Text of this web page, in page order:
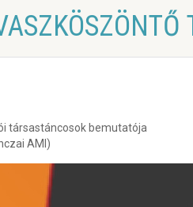
társastáncosok bemutatója
AMI)